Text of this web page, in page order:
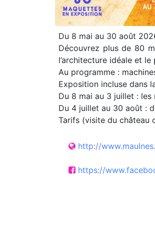
Du 8 mai au 30 août
Découvrez plus de 80
l’architecture idéale et
Au programme :
Exposition incluse dans
Du 8 mai au 3 juillet : les
Du 4 juillet au 30 août :
Tarifs (visite du château
http://
https://